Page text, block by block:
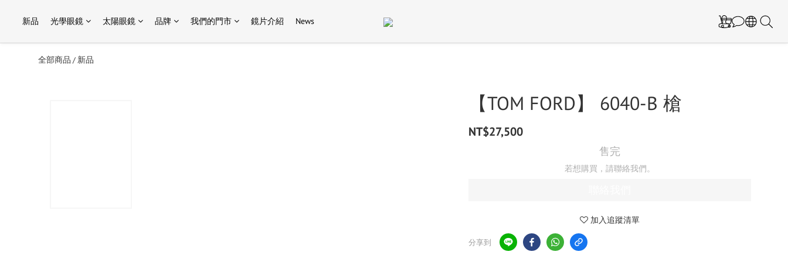
新品 光學眼鏡 太陽眼鏡 品牌 我們的門市 鏡片介紹 News
全部商品 / 新品
【TOM FORD】 6040-B 槍
NT$27,500
售完
若想購買，請聯絡我們。
加入追蹤清單
分享到